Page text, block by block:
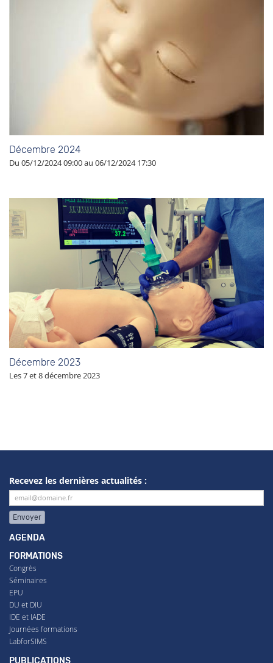
Décembre 2024
Du 05/12/2024 09:00 au 06/12/2024 17:30
Décembre 2023
Les 7 et 8 décembre 2023
Recevez les dernières actualités :
Envoyer
AGENDA
FORMATIONS
Congrès
Séminaires
EPU
DU et DIU
IDE et IADE
Journées formations
LabforSIMS
PUBLICATIONS